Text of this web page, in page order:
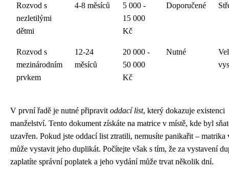
Rozvod s
nezletilými
dětmi
4-8 měsíců
5 000 -
15 000
Kč
Doporučené
Rozvod s
mezinárodním
prvkem
12-24
měsíců
20 000 -
50 000
Kč
Nutné
V první řadě je nutné připravit oddací list, který dokazuje existenci
manželství. Tento dokument získáte na matrice v místě, kde byl
uzavřen. Pokud jste oddací list ztratili, nemusíte panikařit – matrika
může vystavit jeho duplikát. Počítejte však s tím, že za vystavení
zaplatíte správní poplatek a jeho vydání může trvat několik dní.